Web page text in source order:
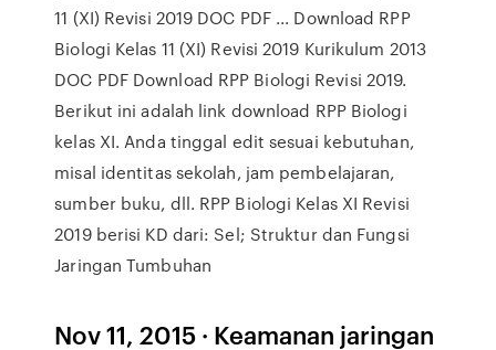
11 (XI) Revisi 2019 DOC PDF ... Download RPP
Biologi Kelas 11 (XI) Revisi 2019 Kurikulum 2013
DOC PDF Download RPP Biologi Revisi 2019.
Berikut ini adalah link download RPP Biologi
kelas XI. Anda tinggal edit sesuai kebutuhan,
misal identitas sekolah, jam pembelajaran,
sumber buku, dll. RPP Biologi Kelas XI Revisi
2019 berisi KD dari: Sel; Struktur dan Fungsi
Jaringan Tumbuhan
Nov 11, 2015 · Keamanan jaringan